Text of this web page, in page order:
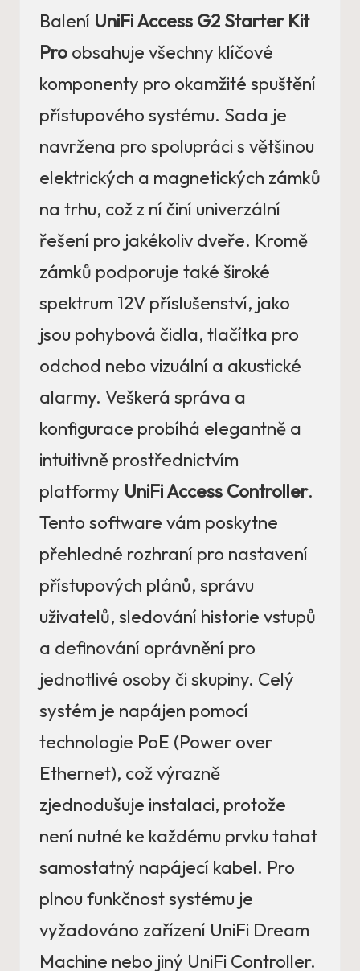
Balení UniFi Access G2 Starter Kit
Pro obsahuje všechny klíčové
komponenty pro okamžité spuštění
přístupového systému. Sada je
navržena pro spolupráci s většinou
elektrických a magnetických zámků
na trhu, což z ní činí univerzální
řešení pro jakékoliv dveře. Kromě
zámků podporuje také široké
spektrum 12V příslušenství, jako
jsou pohybová čidla, tlačítka pro
odchod nebo vizuální a akustické
alarmy. Veškerá správa a
konfigurace probíhá elegantně a
intuitivně prostřednictvím
platformy UniFi Access Controller.
Tento software vám poskytne
přehledné rozhraní pro nastavení
přístupových plánů, správu
uživatelů, sledování historie vstupů
a definování oprávnění pro
jednotlivé osoby či skupiny. Celý
systém je napájen pomocí
technologie PoE (Power over
Ethernet), což výrazně
zjednodušuje instalaci, protože
není nutné ke každému prvku tahat
samostatný napájecí kabel. Pro
plnou funkčnost systému je
vyžadováno zařízení UniFi Dream
Machine nebo jiný UniFi Controller.